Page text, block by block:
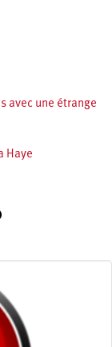
avec une étrange
Haye